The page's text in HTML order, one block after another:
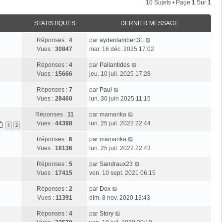
10 Sujets • Page 1 Sur 1
STATISTIQUES DERNIER MESSAGE
Réponses : 4
Vues : 30847
par aydenlambert31
mar. 16 déc. 2025 17:02
Réponses : 4
Vues : 15666
par Pallantides
jeu. 10 juil. 2025 17:28
Réponses : 7
Vues : 28460
par Paul
lun. 30 juin 2025 11:15
1 2
Réponses : 11
Vues : 44398
par mamarika
lun. 25 juil. 2022 22:44
Réponses : 6
Vues : 18136
par mamarika
lun. 25 juil. 2022 22:43
Réponses : 5
Vues : 17415
par Sandraux23
ven. 10 sept. 2021 06:15
Réponses : 2
Vues : 11391
par Dox
dim. 8 nov. 2020 13:43
Réponses : 4
par Story